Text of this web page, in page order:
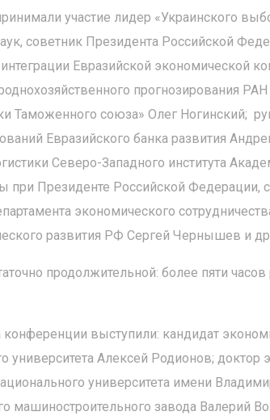
участие лидер «Украинского
советник Президента Российской
Евразийской экономической
прогнозирования
Таможенного союза» Олег Ногинский;
Евразийского банка развития
Северо-Западного института
при Президенте Российской Федерации,
экономического
развития РФ Сергей Чернышев и
продолжительной: более пяти
выступили: кандидат
университета Алексей Родионов; доктор
университета имени
машиностроительного завода Валерий